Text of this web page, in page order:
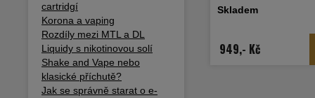
cartridgí
Korona a vaping
Rozdíly mezi MTL a DL
Liquidy s nikotinovou solí
Shake and Vape nebo
klasické příchutě?
Jak se správně starat o e-
poskytuje až o 200 %
tradičními single
Skladem
949,- Kč